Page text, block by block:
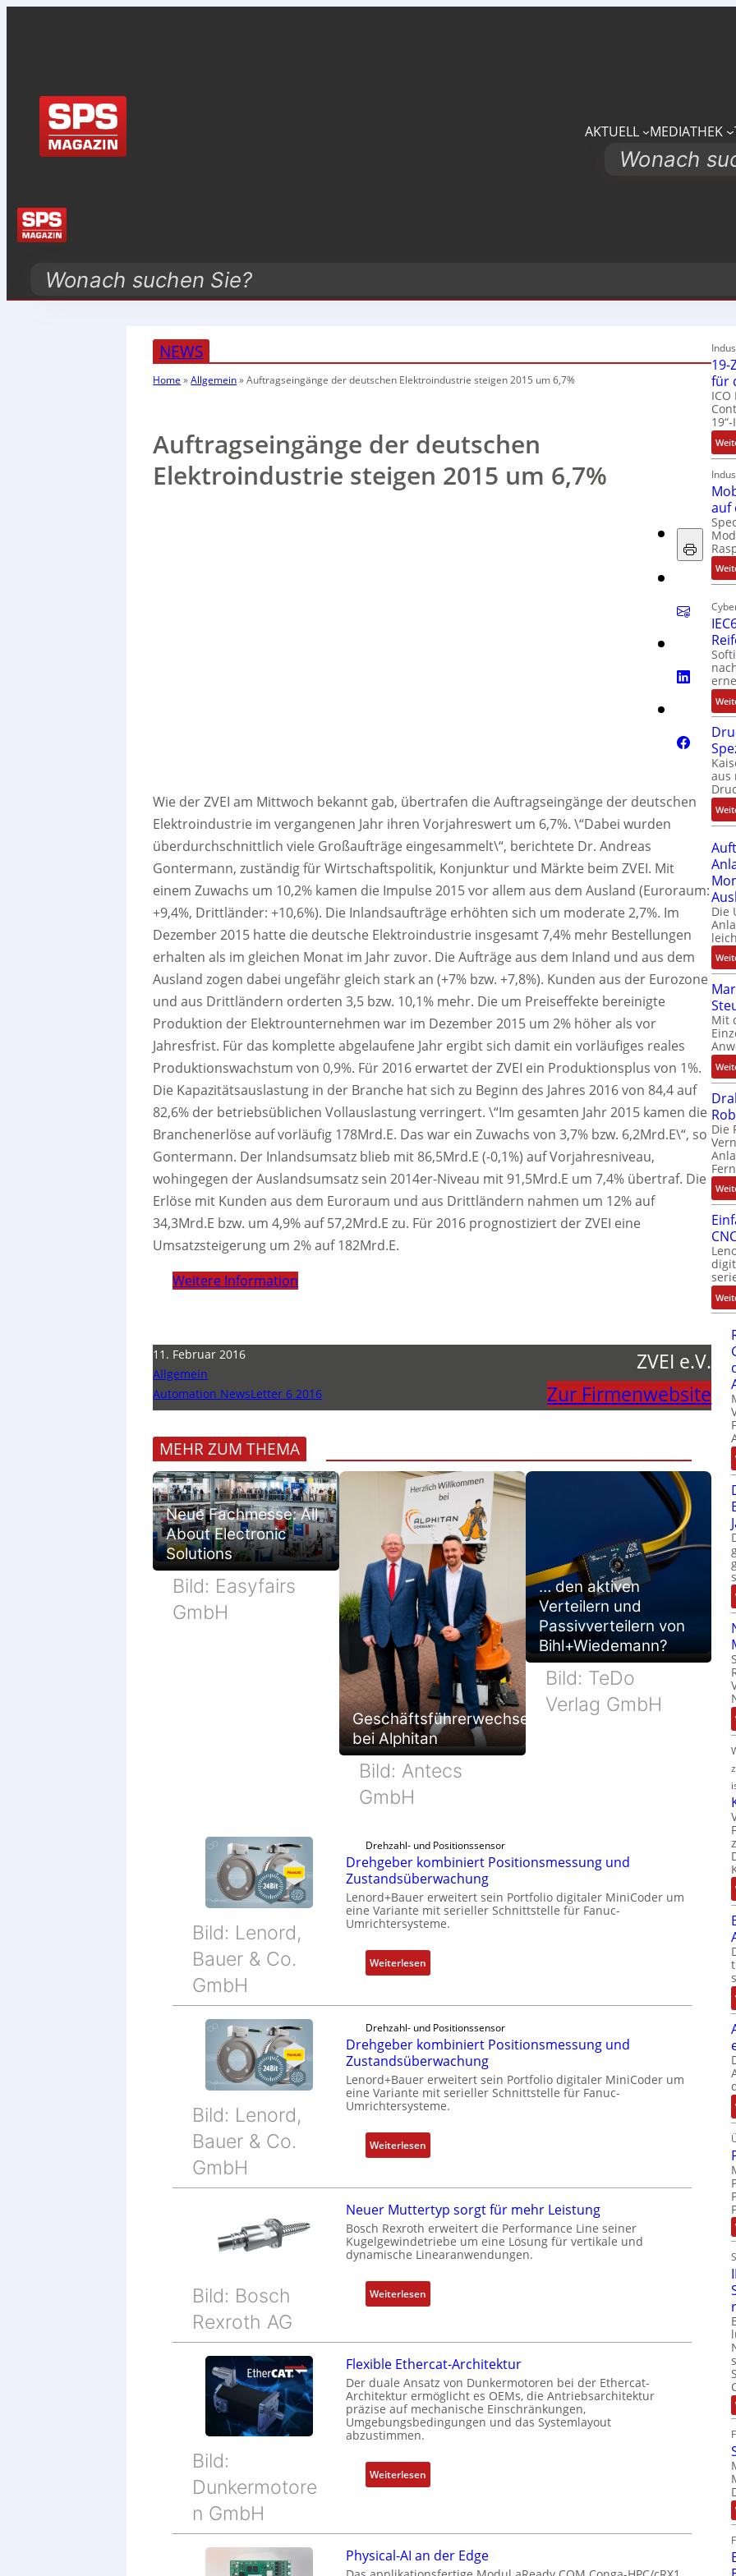
AKTUELL MEDIATHEK
Search
Search
NEWS
Home »Allgemein»Auftragseingänge der deutschen Elektroindustrie steigen 2015 um 6,7%
Auftragseingänge der deutschen
Elektroindustrie steigen 2015 um 6,7%
Wie der ZVEI am Mittwoch bekannt gab, übertrafen die Auftragseingänge der deutschen
Elektroindustrie im vergangenen Jahr ihren Vorjahreswert um 6,7%. \“Dabei wurden
überdurchschnittlich viele Großaufträge eingesammelt\“, berichtete Dr. Andreas
Gontermann, zuständig für Wirtschaftspolitik, Konjunktur und Märkte beim ZVEI. Mit
einem Zuwachs um 10,2% kamen die Impulse 2015 vor allem aus dem Ausland (Euroraum:
+9,4%, Drittländer: +10,6%). Die Inlandsaufträge erhöhten sich um moderate 2,7%. Im
Dezember 2015 hatte die deutsche Elektroindustrie insgesamt 7,4% mehr Bestellungen
erhalten als im gleichen Monat im Jahr zuvor. Die Aufträge aus dem Inland und aus dem
Ausland zogen dabei ungefähr gleich stark an (+7% bzw. +7,8%). Kunden aus der Eurozone
und aus Drittländern orderten 3,5 bzw. 10,1% mehr. Die um Preiseffekte bereinigte
Produktion der Elektrounternehmen war im Dezember 2015 um 2% höher als vor
Jahresfrist. Für das komplette abgelaufene Jahr ergibt sich damit ein vorläufiges reales
Produktionswachstum von 0,9%. Für 2016 erwartet der ZVEI ein Produktionsplus von 1%.
Die Kapazitätsauslastung in der Branche hat sich zu Beginn des Jahres 2016 von 84,4 auf
82,6% der betriebsüblichen Vollauslastung verringert. \“Im gesamten Jahr 2015 kamen die
Branchenerlöse auf vorläufig 178Mrd.E. Das war ein Zuwachs von 3,7% bzw. 6,2Mrd.E\“, so
Gontermann. Der Inlandsumsatz blieb mit 86,5Mrd.E (-0,1%) auf Vorjahresniveau,
wohingegen der Auslandsumsatz sein 2014er-Niveau mit 91,5Mrd.E um 7,4% übertraf. Die
Erlöse mit Kunden aus dem Euroraum und aus Drittländern nahmen um 12% auf
34,3Mrd.E bzw. um 4,9% auf 57,2Mrd.E zu. Für 2016 prognostiziert der ZVEI eine
Umsatzsteigerung um 2% auf 182Mrd.E.
Weitere Information
11. Februar 2016
Allgemein
Automation NewsLetter 6 2016
ZVEI e.V.
Zur Firmenwebsite
MEHR ZUM THEMA
Neue Fachmesse: All
About Electronic
Solutions
Bild: Easyfairs
GmbH
Geschäftsführerwechsel
bei Alphitan
Bild: Antecs
GmbH
… den aktiven
Verteilern und
Passivverteilern von
Bihl+Wiedemann?
Bild: TeDo
Verlag GmbH
Bild: Lenord,
Bauer & Co.
GmbH
Drehzahl- und Positionssensor
Drehgeber kombiniert Positionsmessung und
Zustandsüberwachung
Lenord+Bauer erweitert sein Portfolio digitaler MiniCoder um
eine Variante mit serieller Schnittstelle für Fanuc-
Umrichtersysteme.
Weiterlesen:
D
h
g
e
b
e
k
o
b
i
e
t
P
s
i
i
o
n
m
e
u
Bild: Lenord,
Bauer & Co.
GmbH
Drehzahl- und Positionssensor
Drehgeber kombiniert Positionsmessung und
Zustandsüberwachung
Lenord+Bauer erweitert sein Portfolio digitaler MiniCoder um
eine Variante mit serieller Schnittstelle für Fanuc-
Umrichtersysteme.
Weiterlesen:
D
h
g
e
e
r
b
i
n
i
t
P
t
Bild: Bosch
Rexroth AG
Neuer Muttertyp sorgt für mehr Leistung
Bosch Rexroth erweitert die Performance Line seiner
Kugelgewindetriebe um eine Lösung für vertikale und
dynamische Linearanwendungen.
Weiterlesen:
N
u
e
r
M
u
t
e
r
p
s
o
Bild:
Dunkermotore
n GmbH
Flexible Ethercat-Architektur
Der duale Ansatz von Dunkermotoren bei der Ethercat-
Architektur ermöglicht es OEMs, die Antriebsarchitektur
präzise auf mechanische Einschränkungen,
Umgebungsbedingungen und das Systemlayout
abzustimmen.
Weiterlesen:
F
Physical-AI an der Edge
19-
für
auf
aus
Die
Mit
Die